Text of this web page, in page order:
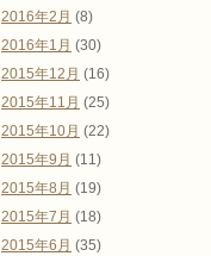
2016年2月 (8)
2016年1月 (30)
2015年12月 (16)
2015年11月 (25)
2015年10月 (22)
2015年9月 (11)
2015年8月 (19)
2015年7月 (18)
2015年6月 (35)